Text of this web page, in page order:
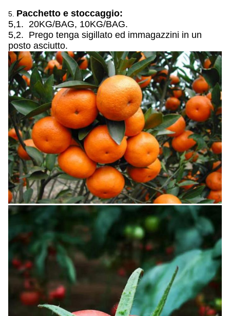
5. Pacchetto e stoccaggio:
5,1. 20KG/BAG, 10KG/BAG.
5,2. Prego tenga sigillato ed immagazzini in un
posto asciutto.